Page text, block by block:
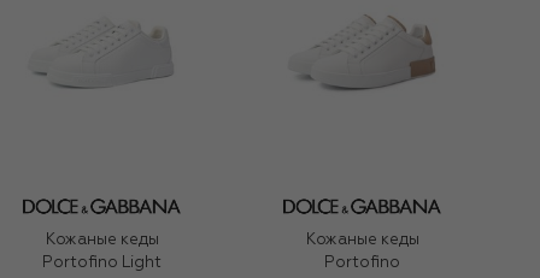
Кожаные кеды
Portofino Light
Кожаные кеды
Portofino